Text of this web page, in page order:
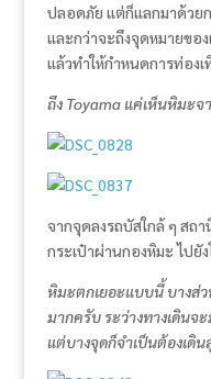
ปลอดภัย แต่ก็แลกมาด้วย
และกว่าจะถึงจุดหมายของ
แล้วทำให้กำหนดการท่อง
ถึง Toyama แค่เห็นหิมะจ
จากจุดลงรถบัสใกล้ ๆ สถา
กระเป๋าผ่านกองหิมะ ไปยั
หิมะตกเยอะแบบนี้ บางส่
มากครับ ระว่างทางเดินจ
แต่บางจุดก็จำเป็นต้องเดิ